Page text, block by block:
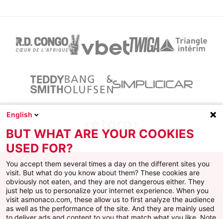
Facebook
X Instagram
YoutubeTikTokTwitch
English
BUT WHAT ARE YOUR COOKIES
USED FOR?
You accept them several times a day on the different sites you
visit. But what do you know about them? These cookies are
obviously not eaten, and they are not dangerous either. They
just help us to personalize your internet experience. When you
visit asmonaco.com, these allow us to first analyze the audience
as well as the performance of the site. And they are mainly used
to deliver ads and content to you that match what you like. Note